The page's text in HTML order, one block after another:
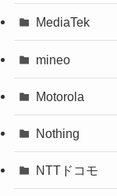
MediaTek
mineo
Motorola
Nothing
NTTドコモ